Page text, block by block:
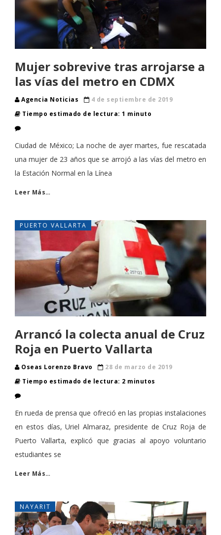
Mujer sobrevive tras arrojarse a
las vías del metro en CDMX
Agencia Noticias
4 de septiembre de 2019
Tiempo estimado de lectura: 1 minuto
Ciudad de México; La noche de ayer martes, fue rescatada
una mujer de 23 años que se arrojó a las vías del metro en
la Estación Normal en la Línea
Leer Más…
PUERTO VALLARTA
Arrancó la colecta anual de Cruz
Roja en Puerto Vallarta
Oseas Lorenzo Bravo
28 de marzo de 2019
Tiempo estimado de lectura: 2 minutos
En rueda de prensa que ofreció en las propias instalaciones
en estos días, Uriel Almaraz, presidente de Cruz Roja de
Puerto Vallarta, explicó que gracias al apoyo voluntario
estudiantes se
Leer Más…
NAYARIT